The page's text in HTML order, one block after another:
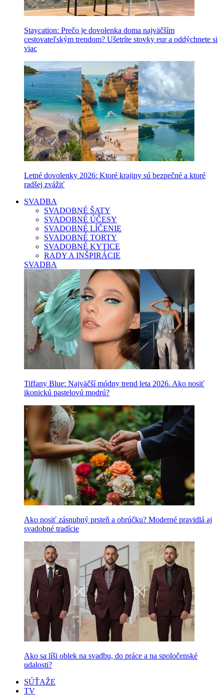
Staycation: Prečo je dovolenka doma najväčším
cestovateľským trendom? Ušetríte stovky eur a oddýchnete si
viac
Letné dovolenky 2026: Ktoré krajiny sú bezpečné a ktoré
radšej zvážiť
SVADBA
SVADOBNÉ ŠATY
SVADOBNÉ ÚČESY
SVADOBNÉ LÍČENIE
SVADOBNÉ TORTY
SVADOBNÉ KYTICE
RADY A INŠPIRÁCIE
SVADBA
Tiffany Blue: Najväčší módny trend leta 2026. Ako nosiť
ikonickú pastelovú modrú?
Ako nosiť zásnubný prsteň a obrúčku? Moderné pravidlá aj
svadobné tradície
Ako sa líši oblek na svadbu, do práce a na spoločenské
udalosti?
SÚŤAŽE
TV